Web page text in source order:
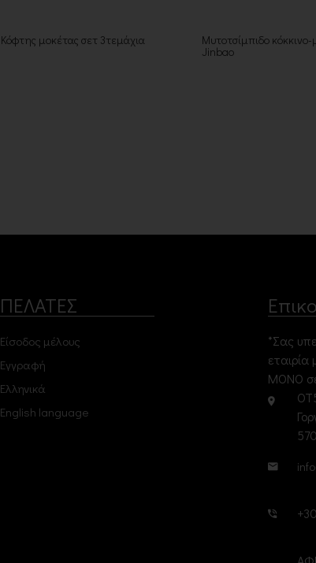
Κόφτης μοκέτας σετ 3τεμάχια Μυτοτσίμπιδο
Jinbao
ΠΕΛΑΤΕΣ
Είσοδος μέλους
Εγγραφή
Ελληνικά
English language
*Σας
εταιρία
ΜΟΝΟ